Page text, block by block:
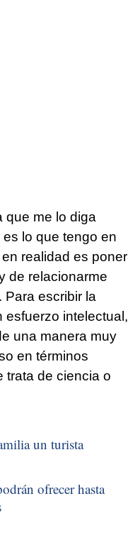
me lo diga
lo que tengo en
realidad es poner
de relacionarme
Para escribir la
esfuerzo intelectual,
una manera muy
en términos
trata de ciencia o
un turista
ofrecer hasta